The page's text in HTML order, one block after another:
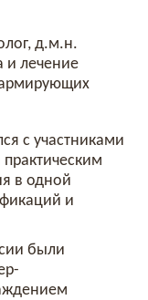
д.м.н.
и лечение
с участниками
в одной
и
были